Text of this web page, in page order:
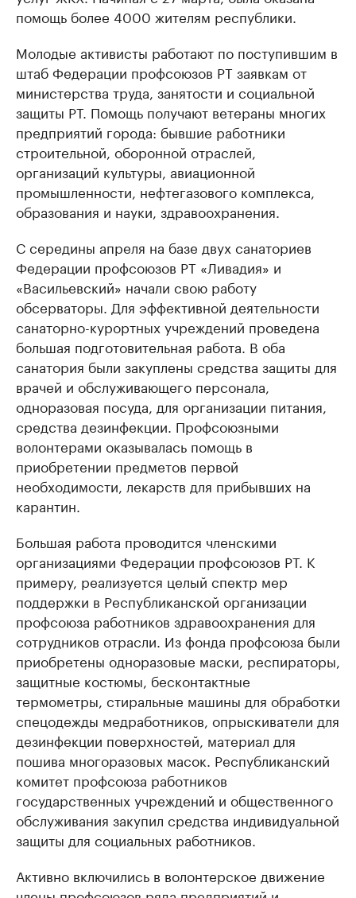
помощь более 4000 жителям республики.
Молодые активисты работают по поступившим в
штаб Федерации профсоюзов РТ заявкам от
министерства труда, занятости и социальной
защиты РТ. Помощь получают ветераны многих
предприятий города: бывшие работники
строительной, оборонной отраслей,
организаций культуры, авиационной
промышленности, нефтегазового комплекса,
образования и науки, здравоохранения.
С середины апреля на базе двух санаториев
Федерации профсоюзов РТ «Ливадия» и
«Васильевский» начали свою работу
обсерваторы. Для эффективной деятельности
санаторно-курортных учреждений проведена
большая подготовительная работа. В оба
санатория были закуплены средства защиты для
врачей и обслуживающего персонала,
одноразовая посуда, для организации питания,
средства дезинфекции. Профсоюзными
волонтерами оказывалась помощь в
приобретении предметов первой
необходимости, лекарств для прибывших на
карантин.
Большая работа проводится членскими
организациями Федерации профсоюзов РТ. К
примеру, реализуется целый спектр мер
поддержки в Республиканской организации
профсоюза работников здравоохранения для
сотрудников отрасли. Из фонда профсоюза были
приобретены одноразовые маски, респираторы,
защитные костюмы, бесконтактные
термометры, стиральные машины для обработки
спецодежды медработников, опрыскиватели для
дезинфекции поверхностей, материал для
пошива многоразовых масок. Республиканский
комитет профсоюза работников
государственных учреждений и общественного
обслуживания закупил средства индивидуальной
защиты для социальных работников.
Активно включились в волонтерское движение